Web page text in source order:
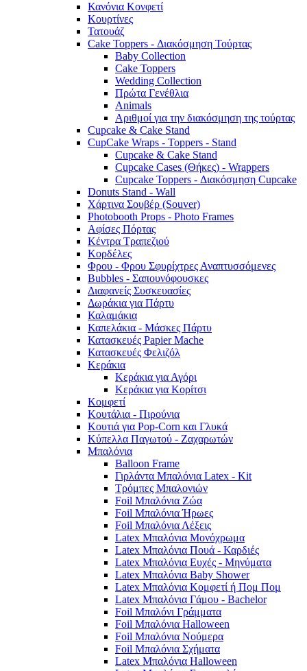
Κανόνια Κονφετί
Κουρτίνες
Τατουάζ
Cake Toppers - Διακόσμηση Τούρτας
Baby Collection
Cake Toppers
Wedding Collection
Πρώτα Γενέθλια
Animals
Αριθμοί για την διακόσμηση της τούρτας
Cupcake & Cake Stand
CupCake Wraps - Toppers - Stand
Cupcake & Cake Stand
Cupcake Cases (Θήκες) - Wrappers
Cupcake Toppers - Διακόσμηση Cupcake
Donuts Stand - Wall
Χάρτινα Σουβέρ (Souver)
Photobooth Props - Photo Frames
Αφίσες Πόρτας
Κέντρα Τραπεζιού
Κορδέλες
Φρου - Φρου Σφυρίχτρες Αναπτυσσόμενες
Bubbles - Σαπουνόφουσκες
Διαφανείς Συσκευασίες
Δωράκια για Πάρτυ
Καλαμάκια
Καπελάκια - Μάσκες Πάρτυ
Κατασκευές Papier Mache
Κατασκευές Φελιζόλ
Κεράκια
Κεράκια για Αγόρι
Κεράκια για Κορίτσι
Κομφετί
Κουτάλια - Πιρούνια
Κουτιά για Pop-Corn και Γλυκά
Κύπελλα Παγωτού - Ζαχαρωτών
Μπαλόνια
Balloon Frame
Γιρλάντα Μπαλόνια Latex - Kit
Τρόμπες Μπαλονιών
Foil Μπαλόνια Ζώα
Foil Μπαλόνια Ήρωες
Foil Μπαλόνια Λέξεις
Latex Μπαλόνια Μονόχρωμα
Latex Μπαλόνια Πουά - Καρδιές
Latex Μπαλόνια Ευχές - Μηνύματα
Latex Μπαλόνια Baby Shower
Latex Μπαλόνια Κομφετί ή Πομ Πομ
Latex Μπαλόνια Γάμου - Bachelor
Foil Μπαλόνι Γράμματα
Foil Μπαλόνια Halloween
Foil Μπαλόνια Νούμερα
Foil Μπαλόνια Σχήματα
Latex Μπαλόνια Halloween